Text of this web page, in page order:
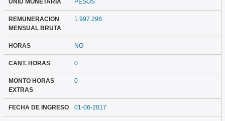
UNID MONETARIA PESOS
REMUNERACION
MENSUAL BRUTA
1.997.298
HORAS NO
CANT. HORAS 0
MONTO HORAS
EXTRAS
0
FECHA DE INGRESO 01-06-2017